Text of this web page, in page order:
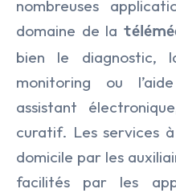
nombreuses
domaine de la
bien le diagnostic,
monitoring ou
assistant
curatif. Les services
domicile par les
facilités par les